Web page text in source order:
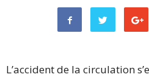
L’accident de la circulation